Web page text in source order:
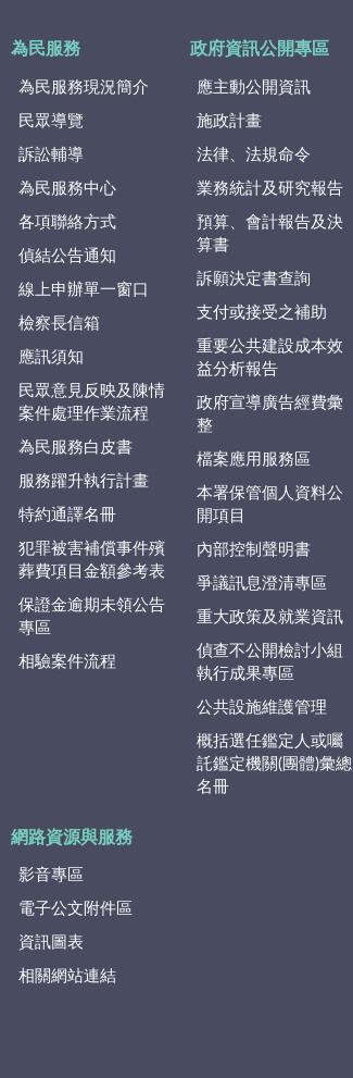
為民服務
為民服務現況簡介
民眾導覽
訴訟輔導
為民服務中心
各項聯絡方式
偵結公告通知
線上申辦單一窗口
檢察長信箱
應訊須知
民眾意見反映及陳情
案件處理作業流程
為民服務白皮書
服務躍升執行計畫
特約通譯名冊
犯罪被害補償事件殯
葬費項目金額參考表
保證金逾期未領公告
專區
相驗案件流程
政府資訊公開專區
應主動公開資訊
施政計畫
法律、法規命令
業務統計及研究報告
預算、會計報告及決
算書
訴願決定書查詢
支付或接受之補助
重要公共建設成本效
益分析報告
政府宣導廣告經費彙
整
檔案應用服務區
本署保管個人資料公
開項目
內部控制聲明書
爭議訊息澄清專區
重大政策及就業資訊
偵查不公開檢討小組
執行成果專區
公共設施維護管理
概括選任鑑定人或囑
託鑑定機關(團體)彙總
名冊
網路資源與服務
影音專區
電子公文附件區
資訊圖表
相關網站連結